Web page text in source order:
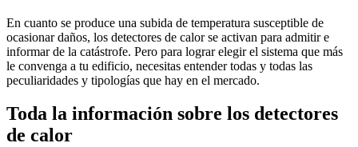
En cuanto se produce una subida de temperatura susceptible de
ocasionar daños, los detectores de calor se activan para admitir e
informar de la catástrofe. Pero para lograr elegir el sistema que más
le convenga a tu edificio, necesitas entender todas y todas las
peculiaridades y tipologías que hay en el mercado.
Toda la información sobre los detectores
de calor